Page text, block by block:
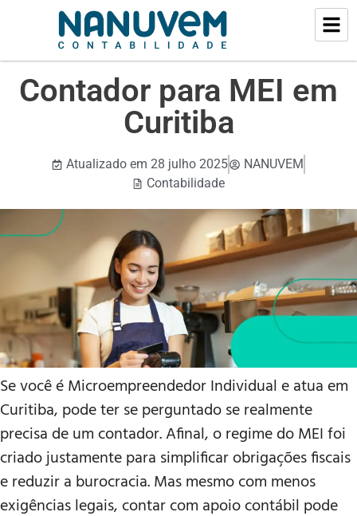
Contador para MEI em
Curitiba
Atualizado em 28 julho 2025
NANUVEM
Contabilidade
Se você é Microempreendedor Individual e atua em
Curitiba, pode ter se perguntado se realmente
precisa de um contador. Afinal, o regime do MEI foi
criado justamente para simplificar obrigações fiscais
e reduzir a burocracia. Mas mesmo com menos
exigências legais, contar com apoio contábil pode